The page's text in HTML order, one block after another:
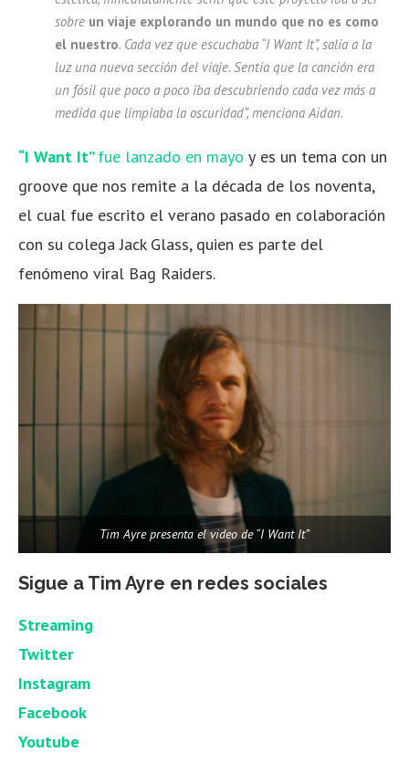
sobre un viaje explorando un mundo que no es como
el nuestro. Cada vez que escuchaba “I Want It”, salía a la
luz una nueva sección del viaje. Sentía que la canción era
un fósil que poco a poco iba descubriendo cada vez más a
medida que limpiaba la oscuridad”, menciona Aidan.
“I Want It”fue lanzado en mayo y es un tema con un
groove que nos remite a la década de los noventa,
el cual fue escrito el verano pasado en colaboración
con su colega Jack Glass, quien es parte del
fenómeno viral Bag Raiders.
Tim Ayre presenta el video de “I Want It”
Sigue a Tim Ayre en redes sociales
Streaming
Twitter
Instagram
Facebook
Youtube